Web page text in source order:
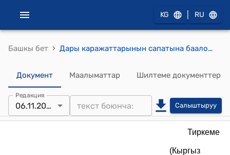
KG RU
Башкы бет › Дары каражаттарынын сапатына баалоо жүргүзүүнүн жана дары каражаттарынын сапатына баалоо жүргүзүүдөн бошотуунун тартиби (Кыргыз Республикасынын Министрлер Кабинетинин 2024-жылдын 19-сентябрындагы № 575 токтому менен бекитилди)
Документ Маалыматтар Шилтеме документтер
Редакция
06.11.2025 Салыштыруу